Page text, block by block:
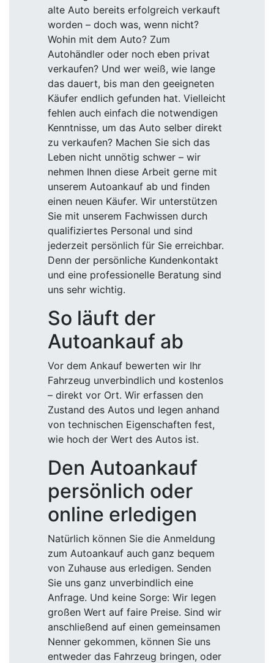
alte Auto bereits erfolgreich verkauft
worden – doch was, wenn nicht?
Wohin mit dem Auto? Zum
Autohändler oder noch eben privat
verkaufen? Und wer weiß, wie lange
das dauert, bis man den geeigneten
Käufer endlich gefunden hat. Vielleicht
fehlen auch einfach die notwendigen
Kenntnisse, um das Auto selber direkt
zu verkaufen? Machen Sie sich das
Leben nicht unnötig schwer – wir
nehmen Ihnen diese Arbeit gerne mit
unserem Autoankauf ab und finden
einen neuen Käufer. Wir unterstützen
Sie mit unserem Fachwissen durch
qualifiziertes Personal und sind
jederzeit persönlich für Sie erreichbar.
Denn der persönliche Kundenkontakt
und eine professionelle Beratung sind
uns sehr wichtig.
So läuft der
Autoankauf ab
Vor dem Ankauf bewerten wir Ihr
Fahrzeug unverbindlich und kostenlos
– direkt vor Ort. Wir erfassen den
Zustand des Autos und legen anhand
von technischen Eigenschaften fest,
wie hoch der Wert des Autos ist.
Den Autoankauf
persönlich oder
online erledigen
Natürlich können Sie die Anmeldung
zum Autoankauf auch ganz bequem
von Zuhause aus erledigen. Senden
Sie uns ganz unverbindlich eine
Anfrage. Und keine Sorge: Wir legen
großen Wert auf faire Preise. Sind wir
anschließend auf einen gemeinsamen
Nenner gekommen, können Sie uns
entweder das Fahrzeug bringen, oder